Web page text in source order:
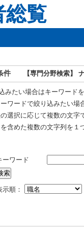
総覧
件 【専門分野検索】
みたい場合はキーワード
ワードで絞り込みたい場
選択に応じて複数の文字
含めた複数の文字列を１
ーワード
示順：